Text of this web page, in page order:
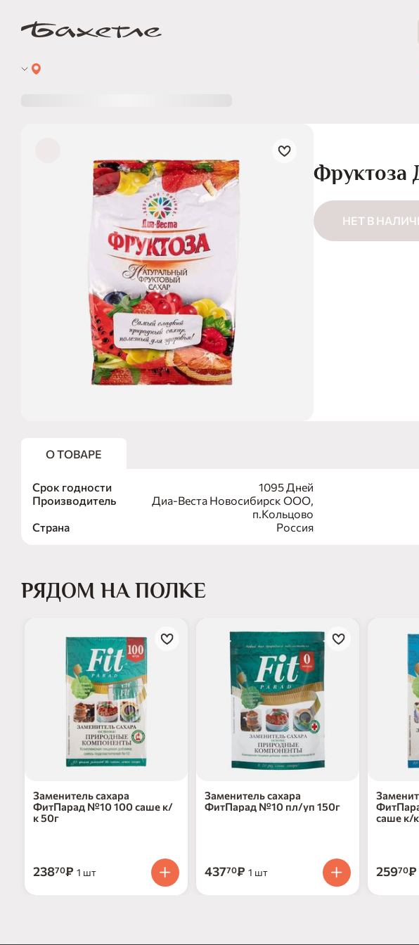
Фруктоза
НЕТ В
О ТОВАРЕ
Срок годности
1095 Дней
Производитель
Диа-Веста Новосибирск ООО,
п.Кольцово
Страна
Россия
РЯДОМ НА ПОЛКЕ
Заменитель сахара
ФитПарад №10 100 саше к/
к 50г
23870₽ 1 шт
Заменитель сахара
ФитПарад №10 пл/уп 150г
43770₽ 1 шт
саше к/
25970₽